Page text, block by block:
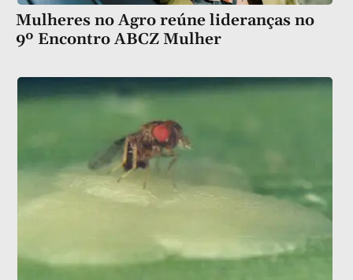
Mulheres no Agro reúne lideranças no
9º Encontro ABCZ Mulher